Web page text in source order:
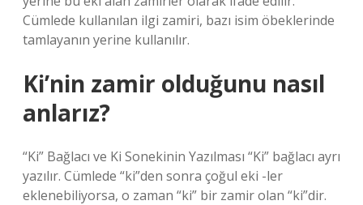
Cümlede kullanılan ilgi zamiri, bazı isim öbeklerinde
tamlayanın yerine kullanılır.
Ki’nin zamir olduğunu nasıl
anlarız?
“Ki” Bağlacı ve Ki Sonekinin Yazılması “Ki” bağlacı ayrı
yazılır. Cümlede “ki”den sonra çoğul eki -ler
eklenebiliyorsa, o zaman “ki” bir zamir olan “ki”dir.